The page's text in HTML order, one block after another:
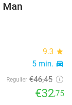
Man
9.3 star
5 min. directions_car
Regulier €46,45
€32,75